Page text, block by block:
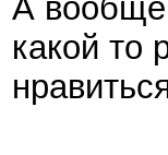
А вообще
какой то